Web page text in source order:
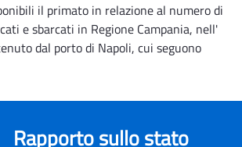
il primato in relazione al numero di
e sbarcati in Regione Campania, nell'
dal porto di Napoli, cui seguono
Rapporto sullo stato